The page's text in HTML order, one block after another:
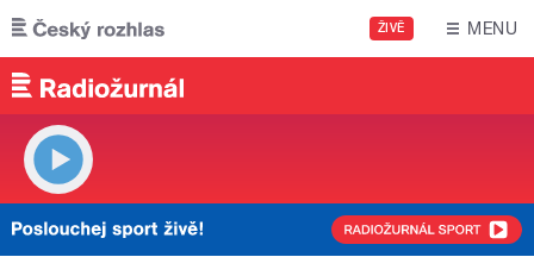
Přejít k hlavnímu obsahu
ŽIVĚ MENU